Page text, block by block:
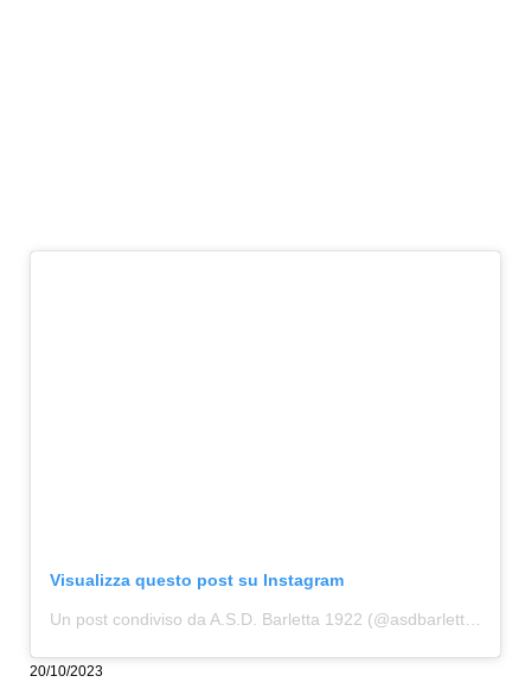
Visualizza questo post su Instagram
Un post condiviso da A.S.D. Barletta 1922 (@asdbarletta1922)
20/10/2023